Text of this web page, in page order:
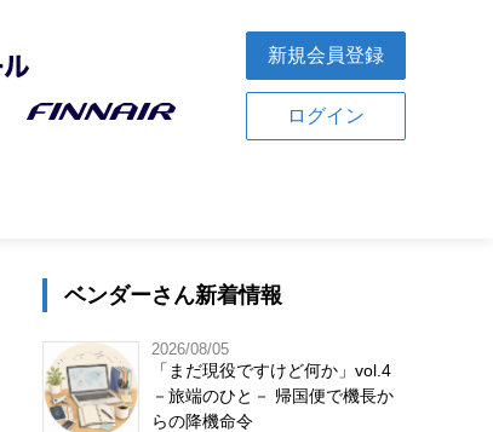
新規会員登録
ログイン
ベンダーさん新着情報
2026/08/05
「まだ現役ですけど何か」vol.4
－旅端のひと－ 帰国便で機長か
らの降機命令